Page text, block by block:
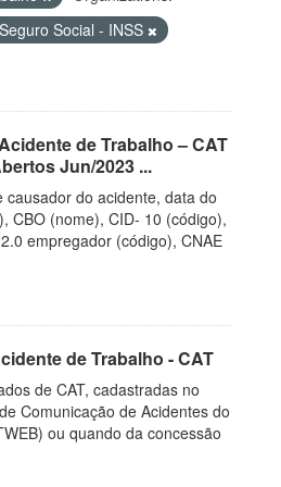
Social - INSS
de Trabalho – CAT
Jun/2023 ...
causador do acidente, data do
CBO (nome), CID- 10 (código),
empregador (código), CNAE
de Trabalho - CAT
de CAT, cadastradas no
Comunicação de Acidentes do
ou quando da concessão